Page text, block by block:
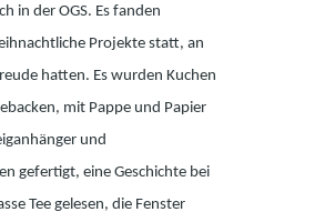
in der OGS. Es fanden
Projekte statt, an
hatten. Es wurden Kuchen
mit Pappe und Papier
und
gefertigt, eine Geschichte bei
Tee gelesen, die Fenster